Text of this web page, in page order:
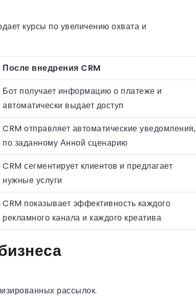
курсы по увеличению охвата и
После внедрения CRM
Бот получает информацию о платеже и
автоматически выдает доступ
CRM отправляет автоматические уведомления,
по заданному Анной сценарию
CRM сегментирует клиентов и предлагает
нужные услуги
CRM показывает эффективность каждого
рекламного канала и каждого креатива
рассылок.